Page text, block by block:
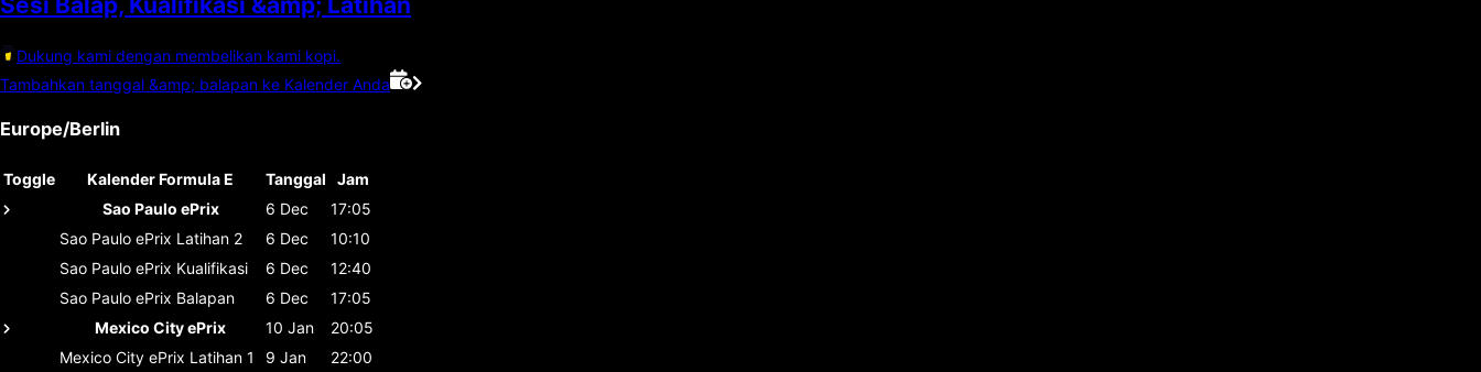
Dukung kami dengan membelikan kami kopi.
Tambahkan tanggal &amp; balapan ke Kalender Anda
Europe/Berlin
Toggle Kalender Formula E Tanggal
Jam
Sao Paulo ePrix
6 Dec
17:05
Sao Paulo ePrix Latihan 2 6 Dec
10:10
Sao Paulo ePrix Kualifikasi 6 Dec
12:40
Sao Paulo ePrix Balapan 6 Dec
17:05
Mexico City ePrix
10 Jan
20:05
Mexico City ePrix Latihan 1 9 Jan
22:00